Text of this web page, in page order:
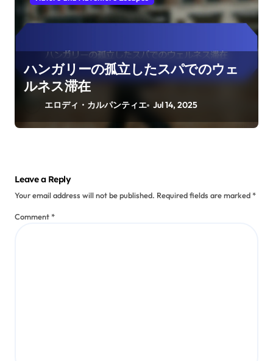
ハンガリーの孤立したスパでのウェ
ルネス滞在
エロディ・カルパンティエ Jul 14, 2025
Leave a Reply
Your email address will not be published. Required fields are marked*
Comment*